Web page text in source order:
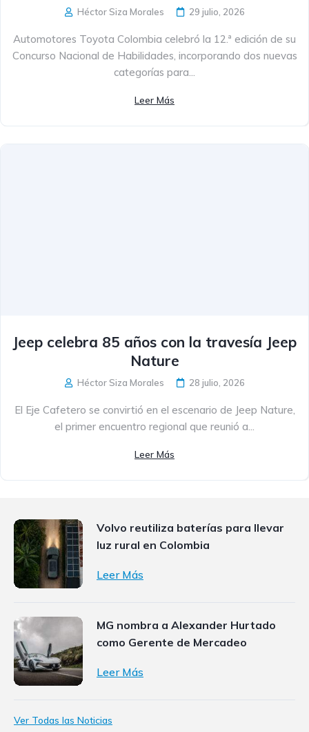
Héctor Siza Morales 29 julio, 2026
Automotores Toyota Colombia celebró la 12.ª edición de su
Concurso Nacional de Habilidades, incorporando dos nuevas
categorías para...
Leer Más
Jeep celebra 85 años con la travesía Jeep
Nature
Héctor Siza Morales 28 julio, 2026
El Eje Cafetero se convirtió en el escenario de Jeep Nature,
el primer encuentro regional que reunió a...
Leer Más
Volvo reutiliza baterías para llevar
luz rural en Colombia
Leer Más
MG nombra a Alexander Hurtado
como Gerente de Mercadeo
Leer Más
Ver Todas las Noticias